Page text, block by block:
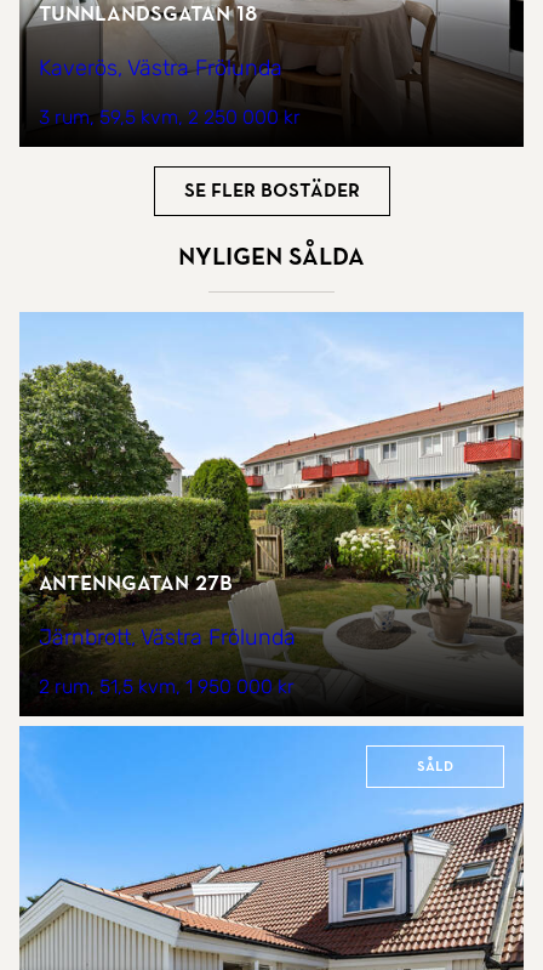
Tunnlandsgatan 18
Kaverös, Västra Frölunda
3 rum 59,5 kvm 2 250 000 kr
Se fler bostäder
Nyligen sålda
Antenngatan 27B
Järnbrott, Västra Frölunda
2 rum 51,5 kvm 1 950 000 kr
Såld